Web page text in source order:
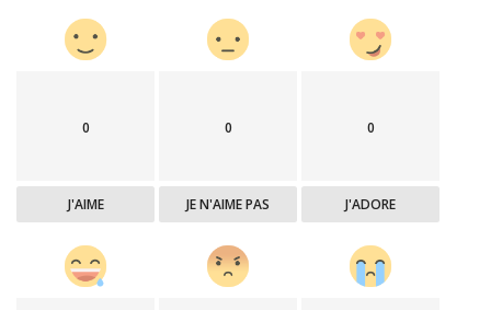
0
J'AIME
0
JE N'AIME PAS
0
J'ADORE